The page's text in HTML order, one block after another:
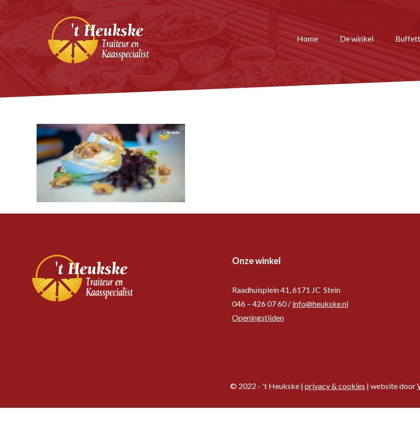
Home De winkel
Onze winkel
Raadhuisplein 41, 6171 JC Stein
046 – 426 07 60 / info@heukske.nl
Openingstijden
© 2022 - 't Heukske | privacy & cookies | website door